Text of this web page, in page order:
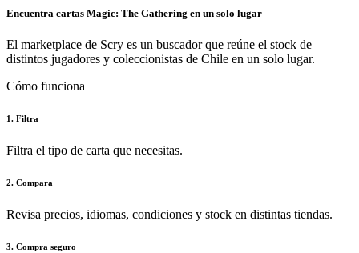
Encuentra cartas Magic: The Gathering en un solo lugar
El marketplace de Scry es un buscador que reúne el stock de
distintos jugadores y coleccionistas de Chile en un solo lugar.
Cómo funciona
1. Filtra
Filtra el tipo de carta que necesitas.
2. Compara
Revisa precios, idiomas, condiciones y stock en distintas tiendas.
3. Compra seguro